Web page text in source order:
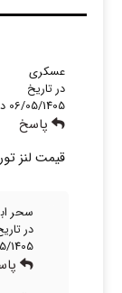
عسکری
در تاریخ
06/05/1405 در 17:04
پاسخ
قیمت لنز توریک
سحر
در
08/05/1405